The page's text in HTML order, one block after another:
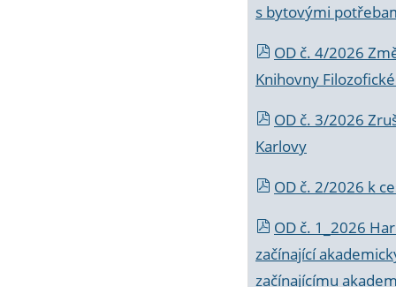
s bytovými
OD č. 4/2026
Knihovny
OD č. 3/2026
Karlovy
OD č. 2/2026 k
OD č. 1_2026
začínající
začínajícímu